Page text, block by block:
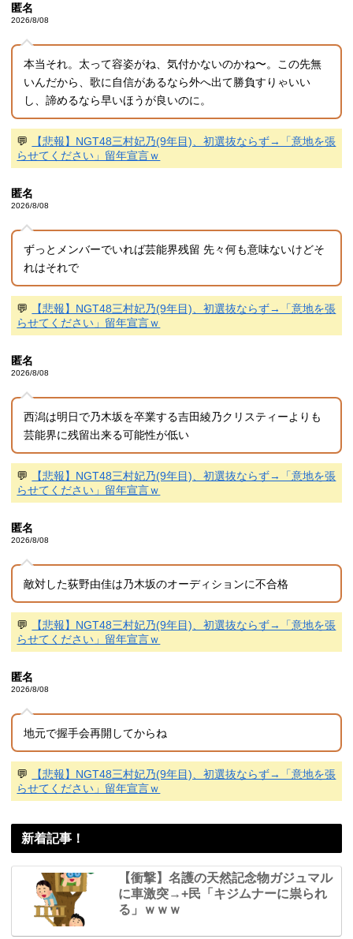
匿名
2026/8/08
本当それ。太って容姿がね、気付かないのかね〜。この先無
いんだから、歌に自信があるなら外へ出て勝負すりゃいい
し、諦めるなら早いほうが良いのに。
💬
【悲報】NGT48三村妃乃(9年目)、初選抜ならず→「意地を張
らせてください」留年宣言ｗ
匿名
2026/8/08
ずっとメンバーでいれば芸能界残留 先々何も意味ないけどそ
れはそれで
💬
【悲報】NGT48三村妃乃(9年目)、初選抜ならず→「意地を張
らせてください」留年宣言ｗ
匿名
2026/8/08
西潟は明日で乃木坂を卒業する吉田綾乃クリスティーよりも
芸能界に残留出来る可能性が低い
💬
【悲報】NGT48三村妃乃(9年目)、初選抜ならず→「意地を張
らせてください」留年宣言ｗ
匿名
2026/8/08
敵対した荻野由佳は乃木坂のオーディションに不合格
💬
【悲報】NGT48三村妃乃(9年目)、初選抜ならず→「意地を張
らせてください」留年宣言ｗ
匿名
2026/8/08
地元で握手会再開してからね
💬
【悲報】NGT48三村妃乃(9年目)、初選抜ならず→「意地を張
らせてください」留年宣言ｗ
新着記事！
【衝撃】名護の天然記念物ガジュマル
に車激突→+民「キジムナーに祟られ
る」ｗｗｗ